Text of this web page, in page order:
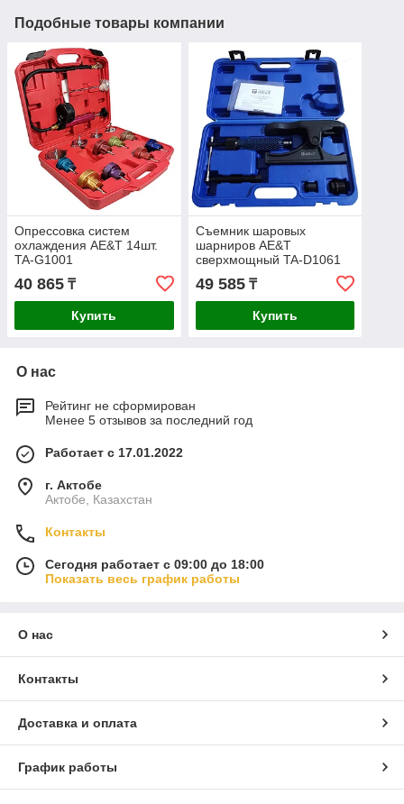
Подобные товары компании
Опрессовка систем
охлаждения AE&T 14шт.
TA-G1001
40 865 ₸
Купить
Съемник шаровых
шарниров AE&T
сверхмощный TA-D1061
49 585₸
Купить
О нас
Рейтинг не сформирован
Менее 5 отзывов за последний год
Работает с 17.01.2022
г. Актобе
Актобе, Казахстан
Контакты
Сегодня работает с 09:00 до 18:00
Показать весь график работы
О нас
Контакты
Доставка и оплата
График работы